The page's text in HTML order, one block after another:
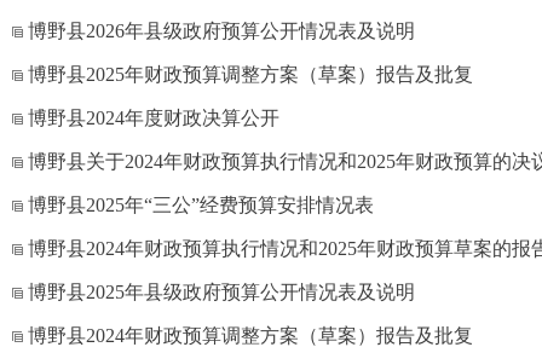
博野县2026年县级政府预算公开情况表及说明
博野县2025年财政预算调整方案（草案）报告及批复
博野县2024年度财政决算公开
博野县关于2024年财政预算执行情况和2025年财政预算的决
博野县2025年“三公”经费预算安排情况表
博野县2024年财政预算执行情况和2025年财政预算草案的报
博野县2025年县级政府预算公开情况表及说明
博野县2024年财政预算调整方案（草案）报告及批复